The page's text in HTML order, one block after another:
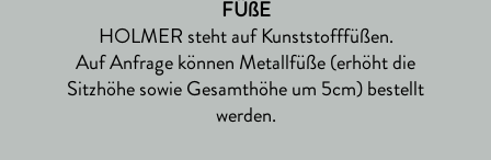
FÜßE
HOLMER steht auf Kunststofffüßen.
Auf Anfrage können Metallfüße (erhöht die
Sitzhöhe sowie Gesamthöhe um 5cm) bestellt
werden.